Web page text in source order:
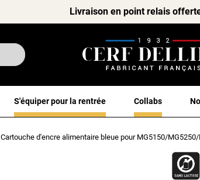
Livraison en point relais
S'équiper pour la rentrée Collabs
Cartouche d'encre alimentaire bleue pour MG5150/